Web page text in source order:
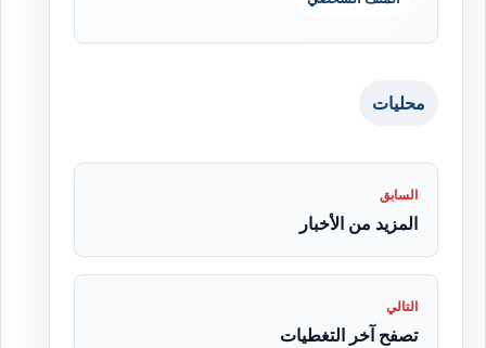
محليات
السابق
المزيد من الأخبار
التالي
تصفح آخر التغطيات